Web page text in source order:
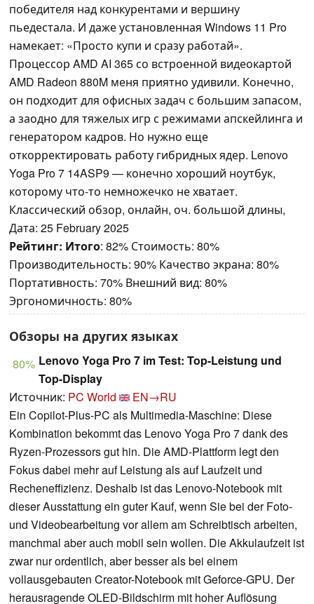
победителя над конкурентами и вершину
пьедестала. И даже установленная Windows 11 Pro
намекает: «Просто купи и сразу работай».
Процессор AMD AI 365 со встроенной видеокартой
AMD Radeon 880M меня приятно удивили. Конечно,
он подходит для офисных задач с большим запасом,
а заодно для тяжелых игр с режимами апскейлинга и
генератором кадров. Но нужно еще
откорректировать работу гибридных ядер. Lenovo
Yoga Pro 7 14ASP9 — конечно хороший ноутбук,
которому что-то немножечко не хватает.
Классический обзор, онлайн, оч. большой длины,
Дата: 25 February 2025
Рейтинг: Итого: 82% Стоимость: 80%
Производительность: 90% Качество экрана: 80%
Портативность: 70% Внешний вид: 80%
Эргономичность: 80%
Обзоры на других языках
80% Lenovo Yoga Pro 7 im Test: Top-Leistung und
Top-Display
Источник: PC World
EN→RU
Ein Copilot-Plus-PC als Multimedia-Maschine: Diese
Kombination bekommt das Lenovo Yoga Pro 7 dank des
Ryzen-Prozessors gut hin. Die AMD-Plattform legt den
Fokus dabei mehr auf Leistung als auf Laufzeit und
Recheneffizienz. Deshalb ist das Lenovo-Notebook mit
dieser Ausstattung ein guter Kauf, wenn Sie bei der Foto-
und Videobearbeitung vor allem am Schreibtisch arbeiten,
manchmal aber auch mobil sein wollen. Die Akkulaufzeit ist
zwar nur ordentlich, aber besser als bei einem
vollausgebauten Creator-Notebook mit Geforce-GPU. Der
herausragende OLED-Bildschirm mit hoher Auflösung